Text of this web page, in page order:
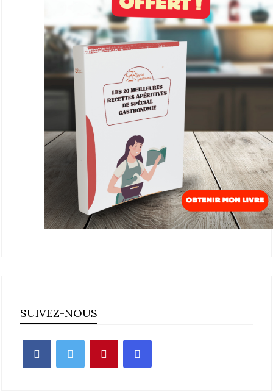
SUIVEZ-NOUS